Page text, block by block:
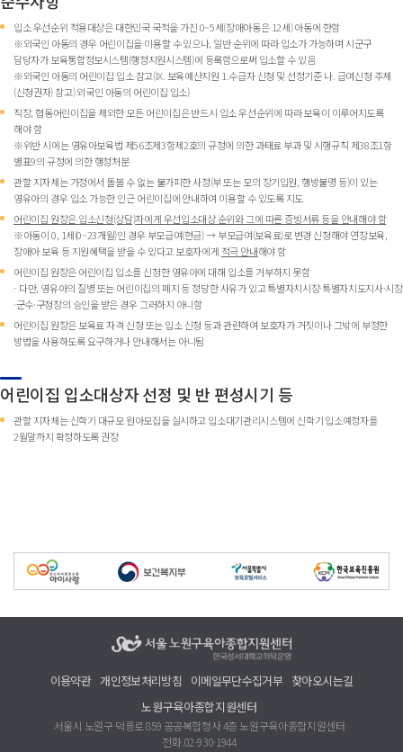
입소 우선순위 적용대상은 대한민국 국적을 가진 0~5세(장애아동은 12세) 아동에 한함
※외국인 아동의 경우 어린이집을 이용할 수 있으나, 일반 순위에 따라 입소가 가능하며 시군구
담당자가 보육통합정보시스템(행정지원시스템)에 등록함으로써 입소할 수 있음
※외국인 아동의 어린이집 입소 참고(IX. 보육예산지원 1.수급자 신청 및 선정기준 나. 급여신청 주체
(신청권자) 참고) 외국인 아동의 어린이집 입소)
직장, 협동어린이집을 제외한 모든 어린이집은 반드시 입소 우선순위에 따라 보육이 이루어지도록
해야 함
※위반 시에는 영유아보육법 제56조제3항제2호의 규정에 의한 과태료 부과 및 시행규칙 제38조1항
별표9의 규정에 의한 행정처분
관할 지자체는 가정에서 돌볼 수 없는 불가피한 사정(부 또는 모의 장기입원, 행방불명 등)이 있는
영유아의 경우 입소 가능한 인근 어린이집에 안내하여 이용할 수 있도록 지도
어린이집 원장은 입소신청(상담)자에게 우선입소대상 순위와 그에 따른 증빙서류 등을 안내해야 함
※아동이 0, 1세(0~23개월)인 경우 부모급여(현금) → 부모급여(보육료)로 변경 신청해야 연장보육,
장애아 보육 등 지원혜택을 받을 수 있다고 보호자에게 적극 안내해야 함
어린이집 원장은 어린이집 입소를 신청한 영유아에 대해 입소를 거부하지 못함
- 다만, 영유아의 질병 또는 어린이집의 폐지 등 정당한 사유가 있고 특별자치시장·특별자치도지사·시장
·군수·구청장의 승인을 받은 경우 그러하지 아니함
어린이집 원장은 보육료 자격 신청 또는 입소 신청 등과 관련하여 보호자가 거짓이나 그밖에 부정한
방법을 사용하도록 요구하거나 안내해서는 아니됨
어린이집 입소대상자 선정 및 반 편성시기 등
관할 지자체는 신학기 대규모 원아모집을 실시하고 입소대기관리시스템에 신학기 입소예정자를
2월말까지 확정하도록 권장
이용약관 개인정보처리방침 이메일무단수집거부 찾아오시는길
노원구육아종합지원센터
서울시 노원구 덕릉로 859 공공복합청사 4층 노원구육아종합지원센터
전화.02-930-1944